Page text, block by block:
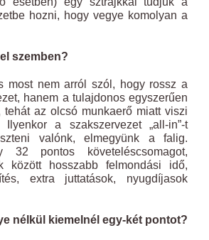
hozni, hogy vegye komolyan a
szemben?
most nem arról szól, hogy rossz a
hanem a tulajdonos egyszerűen
tehát az olcsó munkaerő miatt viszi
a szakszervezet „all-in”-t
valónk, elmegyünk a falig.
32 pontos követeléscsomagot,
között hosszabb felmondási idő,
extra juttatások, nyugdíjasok
nélkül kiemelnél egy-két pontot?